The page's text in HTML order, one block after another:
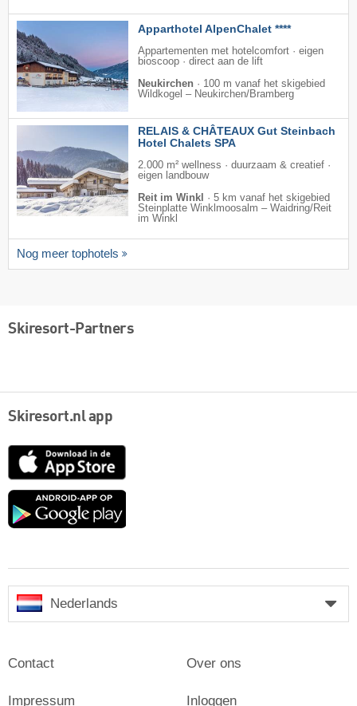
Apparthotel AlpenChalet ****
Appartementen met hotelcomfort · eigen
bioscoop · direct aan de lift
Neukirchen · 100 m vanaf het skigebied
Wildkogel – Neukirchen/​Bramberg
RELAIS & CHÂTEAUX Gut Steinbach
Hotel Chalets SPA
2.000 m² wellness · duurzaam & creatief ·
eigen landbouw
Reit im Winkl
· 5 km vanaf het skigebied
Steinplatte Winklmoosalm – Waidring/​Reit
im Winkl
Nog meer tophotels
Skiresort-Partners
Skiresort.nl app
App
Google
Nederlands
Contact
Impressum
Over ons
Inloggen